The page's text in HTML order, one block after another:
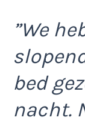
”We
bed
nacht.